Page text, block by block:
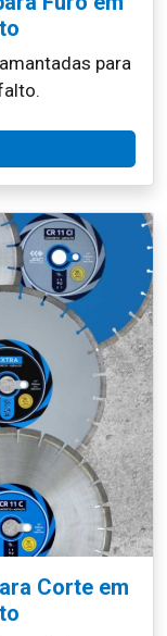
Corte em